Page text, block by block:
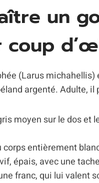
un
coup
(Larus
argenté. Adulte, il
moyen sur le dos et
corps entièrement
épais, avec une
franc, qui lui valent